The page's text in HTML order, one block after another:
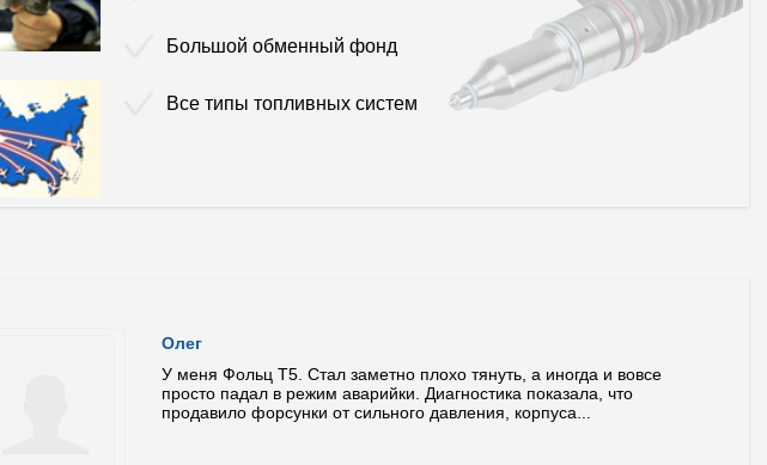
Большой обменный фонд
Все типы топливных систем
Олег
У меня Фольц T5. Стал заметно плохо тянуть, а иногда и вовсе
просто падал в режим аварийки. Диагностика показала, что
продавило форсунки от сильного давления, корпуса...